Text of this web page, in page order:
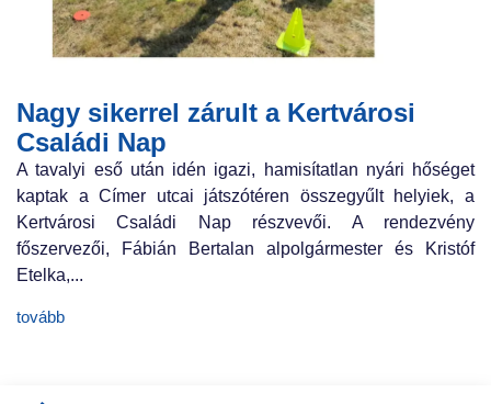
Nagy sikerrel zárult a Kertvárosi
Családi Nap
A tavalyi eső után idén igazi, hamisítatlan nyári hőséget
kaptak a Címer utcai játszótéren összegyűlt helyiek, a
Kertvárosi Családi Nap részvevői. A rendezvény
főszervezői, Fábián Bertalan alpolgármester és Kristóf
Etelka,...
tovább